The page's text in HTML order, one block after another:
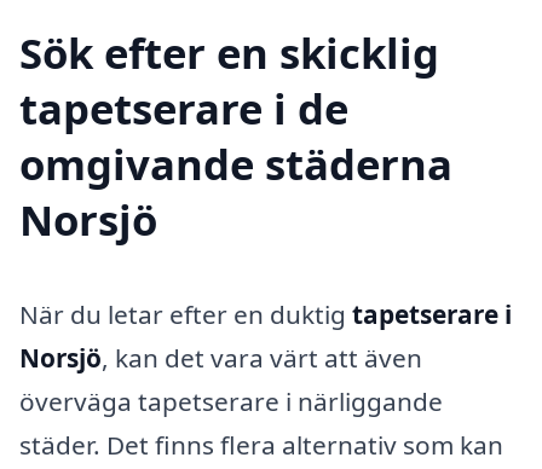
Sök efter en skicklig
tapetserare i de
omgivande städerna
Norsjö
När du letar efter en duktig tapetserare i
Norsjö, kan det vara värt att även
överväga tapetserare i närliggande
städer. Det finns flera alternativ som kan